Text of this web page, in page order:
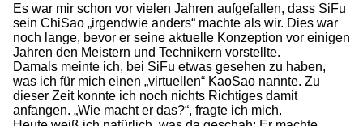
Es war mir schon vor vielen Jahren aufgefallen, dass SiFu
sein ChiSao „irgendwie anders“ machte als wir. Dies war
noch lange, bevor er seine aktuelle Konzeption vor einigen
Jahren den Meistern und Technikern vorstellte.
Damals meinte ich, bei SiFu etwas gesehen zu haben,
was ich für mich einen „virtuellen“ KaoSao nannte. Zu
dieser Zeit konnte ich noch nichts Richtiges damit
anfangen. „Wie macht er das?“, fragte ich mich.